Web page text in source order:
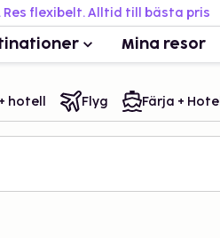
Res flexibelt. Alltid till bästa pris
Mina resor
hotell Flyg Färja + Hotell